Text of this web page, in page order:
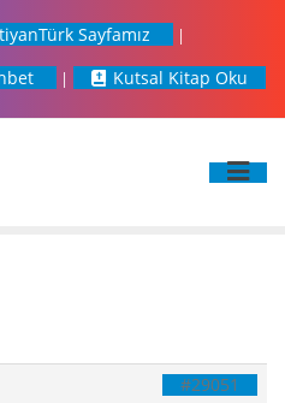
Sayfamız
Kutsal Kitap Oku
#29051